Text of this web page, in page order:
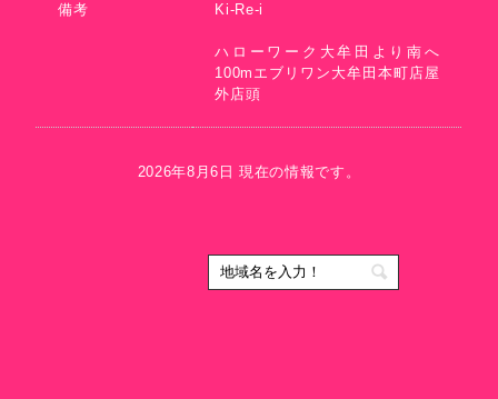
備考 Ki-Re-i
ハローワーク大牟田より南へ
100mエブリワン大牟田本町店屋
外店頭
2026年8月6日 現在の情報です。